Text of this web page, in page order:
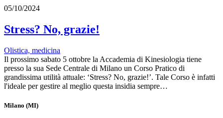
05/10/2024
Stress? No, grazie!
Olistica, medicina
Il prossimo sabato 5 ottobre la Accademia di Kinesiologia tiene
presso la sua Sede Centrale di Milano un Corso Pratico di
grandissima utilità attuale: ‘Stress? No, grazie!’. Tale Corso è infatti
l'ideale per gestire al meglio questa insidia sempre…
Milano (MI)